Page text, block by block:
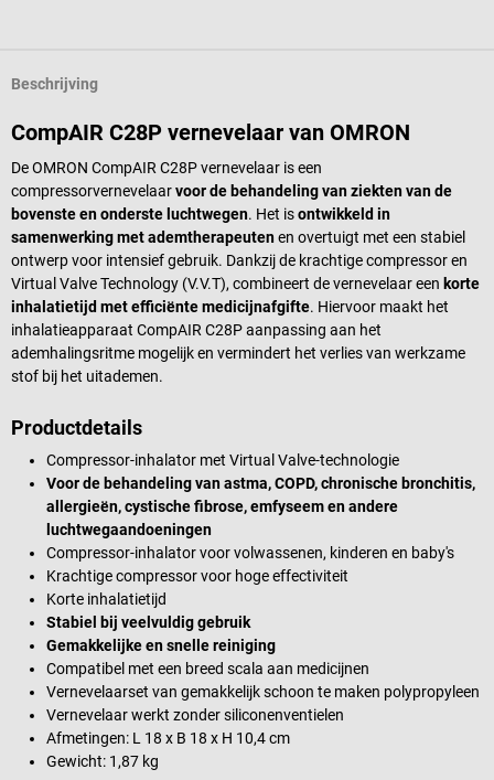
Beschrijving
CompAIR C28P vernevelaar van OMRON
De OMRON CompAIR C28P vernevelaar is een
compressorvernevelaarvoor de behandeling van ziekten van de
bovenste en onderste luchtwegen. Het isontwikkeld in
samenwerking met ademtherapeutenen overtuigt met een stabiel
ontwerp voor intensief gebruik. Dankzij de krachtige compressor en
Virtual Valve Technology (V.V.T), combineert de vernevelaar een korte
inhalatietijd met efficiënte medicijnafgifte. Hiervoor maakt het
inhalatieapparaat CompAIR C28P aanpassing aan het
ademhalingsritme mogelijk en vermindert het verlies van werkzame
stof bij het uitademen.
Productdetails
Compressor-inhalator met Virtual Valve-technologie
Voor de behandeling van astma, COPD, chronische bronchitis,
allergieën, cystische fibrose, emfyseem en andere
luchtwegaandoeningen
Compressor-inhalator voor volwassenen, kinderen en baby's
Krachtige compressor voor hoge effectiviteit
Korte inhalatietijd
Stabiel bij veelvuldig gebruik
Gemakkelijke en snelle reiniging
Compatibel met een breed scala aan medicijnen
Vernevelaarset van gemakkelijk schoon te maken polypropyleen
Vernevelaar werkt zonder siliconenventielen
Afmetingen: L 18 x B 18 x H 10,4 cm
Gewicht: 1,87 kg